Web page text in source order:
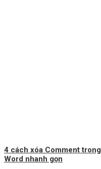
4 cách xóa Comment trong
Word nhanh gọn